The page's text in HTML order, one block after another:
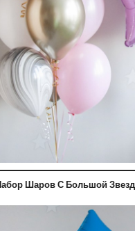
Шаров С Большой